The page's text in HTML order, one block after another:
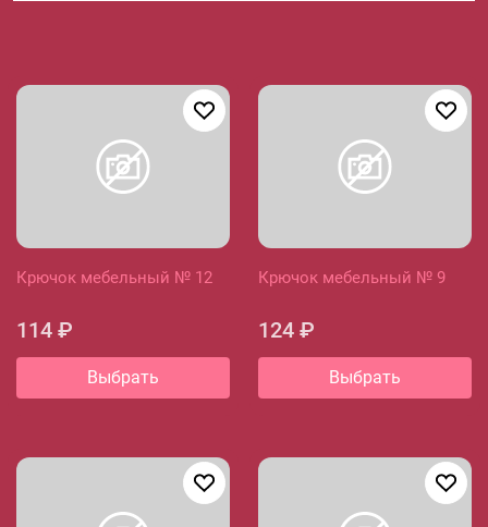
Крючок мебельный № 12
114 ₽
Выбрать
Крючок мебельный № 9
124 ₽
Выбрать